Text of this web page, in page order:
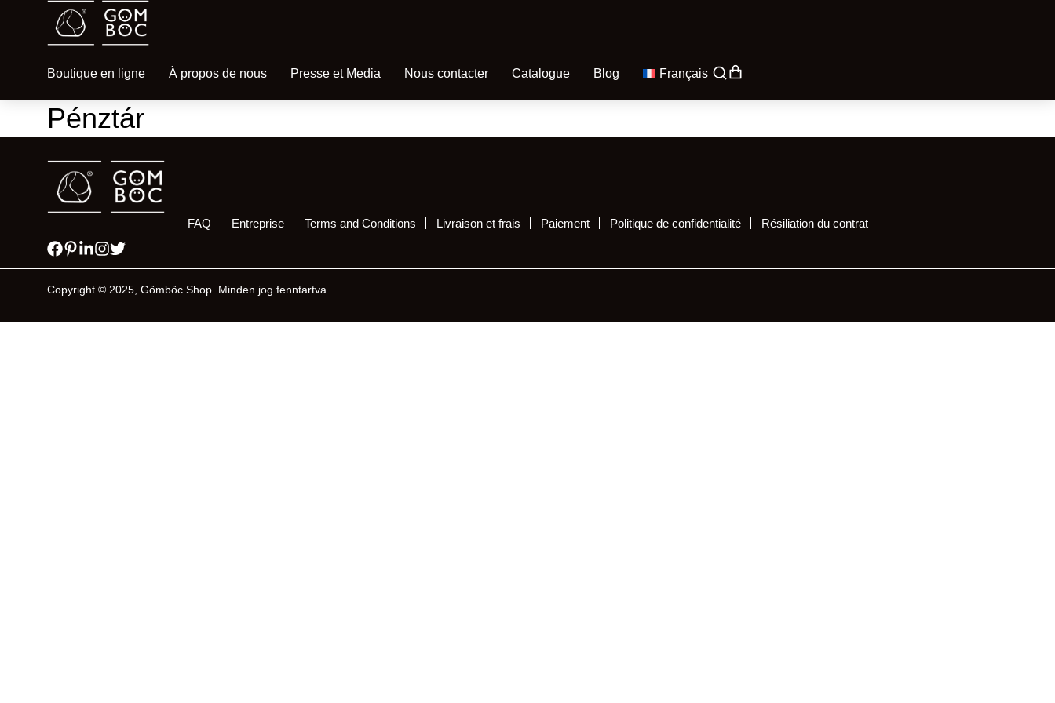
Boutique en ligne À propos de nous Presse et Media Nous contacter Catalogue Blog Français
Pénztár
FAQ Entreprise Terms and Conditions Livraison et frais Paiement Politique de confidentialité Résiliation du contrat
Copyright © 2025, Gömböc Shop. Minden jog fenntartva.